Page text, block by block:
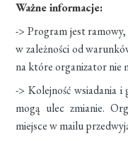
Ważne informacje:
-> Program jest ramowy,
w zależności od
na które organizator nie
-> Kolejność wsiadania i
mogą ulec zmianie.
miejsce w mailu